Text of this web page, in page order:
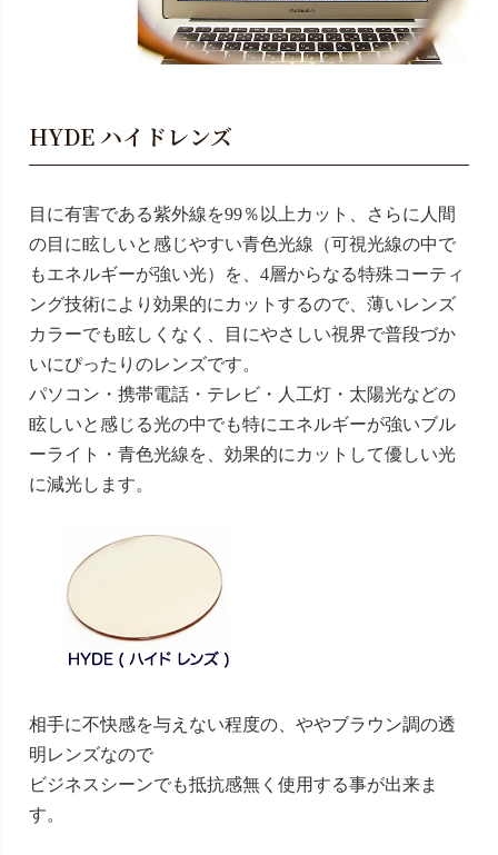
HYDE ハイドレンズ
目に有害である紫外線を99％以上カット、さらに人間
の目に眩しいと感じやすい青色光線（可視光線の中で
もエネルギーが強い光）を、4層からなる特殊コーティ
ング技術により効果的にカットするので、薄いレンズ
カラーでも眩しくなく、目にやさしい視界で普段づか
いにぴったりのレンズです。
パソコン・携帯電話・テレビ・人工灯・太陽光などの
眩しいと感じる光の中でも特にエネルギーが強いブル
ーライト・青色光線を、効果的にカットして優しい光
に減光します。
相手に不快感を与えない程度の、ややブラウン調の透
明レンズなので
ビジネスシーンでも抵抗感無く使用する事が出来ま
す。